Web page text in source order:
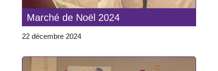
Marché de Noël 2024
22 décembre 2024